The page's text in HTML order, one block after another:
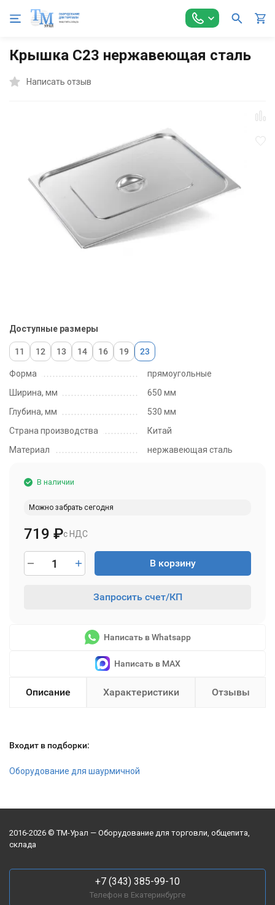
Главная Оборудование для Общепита Гастроемкости
Крышка С23 нержавеющая сталь
Написать отзыв
Форма
прямоугольные
Ширина, мм
650 мм
Глубина, мм
530 мм
Страна производства
Китай
Материал
нержавеющая сталь
Доступные размеры
11 12 13 14 16 19 23
В наличии
Можно забрать сегодня
с НДС
719 ₽
В корзину
Запросить счет/КП
Написать в Whatsapp
Написать в MAX
Описание Характеристики Отзывы
Входит в подборки:
Оборудование для шаурмичной
2016-2026 © ТМ-Урал — Оборудование для торговли, общепита,
склада
+7 (343) 385-99-10
Телефон в Екатеринбурге